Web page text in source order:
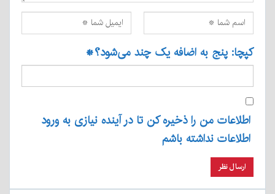
کپچا: پنج به اضافه یک چند می‌شود؟*
اطلاعات من را ذخیره کن تا در آینده نیازی به ورود
اطلاعات نداشته باشم